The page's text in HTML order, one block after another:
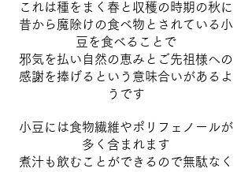
これは種をまく春と収穫の時期の秋に
昔から魔除けの食べ物とされている小
豆を食べることで
邪気を払い自然の恵みとご先祖様への
感謝を捧げるという意味合いがあるよ
うです
小豆には食物繊維やポリフェノールが
多く含まれます
煮汁も飲むことができるので無駄なく